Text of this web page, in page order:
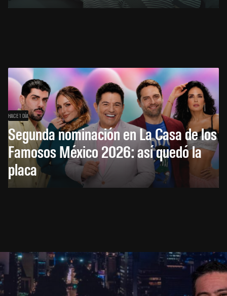
HACE 1 DÍA
Segunda nominación en La Casa de los
Famosos México 2026: así quedó la
placa